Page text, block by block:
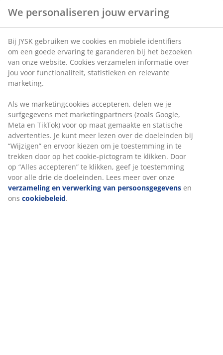
Prijsgarantie
30 dagen prijsgarantie op alle artikelen
Flexibele bezorgopties
Snelle en gemakkelijke bezorgopties
Artikelnummer: 6521642
Specificaties
Beoordelingen
(324)